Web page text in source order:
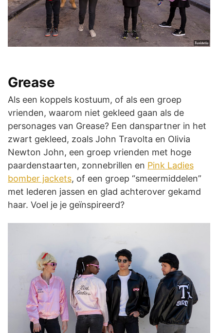
Grease
Als een koppels kostuum, of als een groep
vrienden, waarom niet gekleed gaan als de
personages van Grease? Een danspartner in het
zwart gekleed, zoals John Travolta en Olivia
Newton John, een groep vrienden met hoge
paardenstaarten, zonnebrillen en Pink Ladies
bomber jackets, of een groep “smeermiddelen”
met lederen jassen en glad achterover gekamd
haar. Voel je je geïnspireerd?